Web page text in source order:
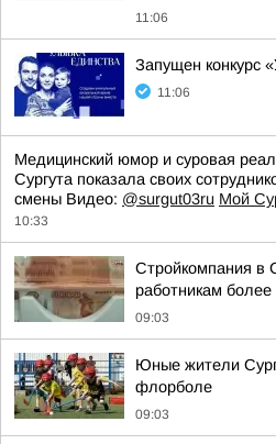
11:06
Запущен конкурс
11:06
Медицинский юмор и суровая
Сургута показала своих
смены Видео: @surgut03ru Мой
10:33
Стройкомпания в
работникам
09:03
Юные жители
флорболе
09:03